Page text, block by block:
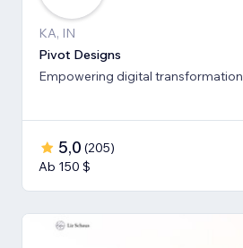
KA, IN
Pivot Designs
Empowering digital transformation
5,0 (205)
Ab 150 $